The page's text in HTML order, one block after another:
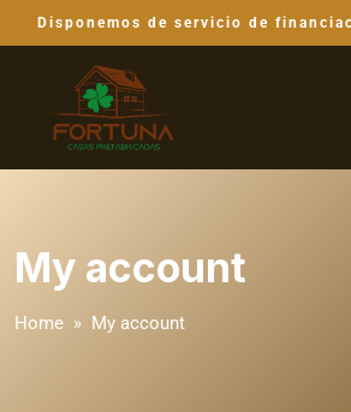
Disponemos de servicio de
My account
Home » My account